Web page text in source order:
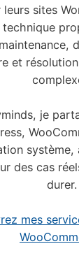
sites
et
je
système,
des cas
durer.
mes